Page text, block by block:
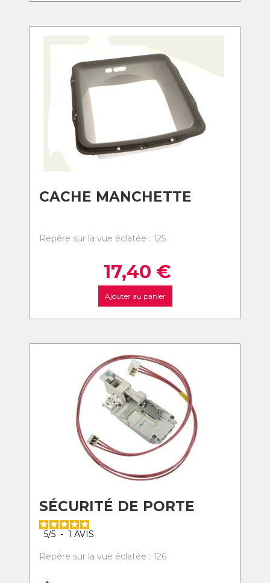
CACHE MANCHETTE
Repère sur la vue éclatée : 125
17,40 €
Ajouter au panier
SÉCURITÉ DE PORTE
5/5 - 1 AVIS
Repère sur la vue éclatée : 126